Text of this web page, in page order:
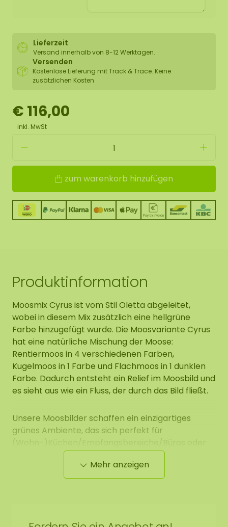
Lieferzeit
Versand innerhalb von 8-12 Werktagen.
Versenden
Kostenlose Lieferung mit Track & Trace. Keine
zusätzlichen Kosten
€ 116,00
inkl. MwSt
zum warenkorb hinzufügen
Produktinformation
Moosmix Cyrus ist vom Stil Oletta abgeleitet,
wobei in diesem Mix zusätzlich eine hellgrüne
Farbe hinzugefügt wurde. Die Moosvariante Cyrus
hat eine natürliche Mischung der Moose:
Rentiermoos in 4 verschiedenen Farben,
Kugelmoos in 1 Farbe und Flachmoos in 1 dunklen
Farbe. Dadurch entsteht ein Relief im Moosbild und
es sieht aus wie ein Fluss, der durch das Bild fließt.
Unsere Moosbilder schaffen ein einzigartiges
grünes Ambiente, das sich perfekt für
(Wohn-)Küchen/Empfangsbereiche/Büros oder
über dem Sofa zu Hause eignet.
Eigenschaften Moosbild
Mehr anzeigen